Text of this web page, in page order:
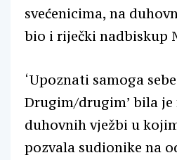
svećenicima, na
bio i riječki nadbiskup
‘Upoznati samoga
Drugim/drugim’ bila
duhovnih vježbi u
pozvala sudionike na